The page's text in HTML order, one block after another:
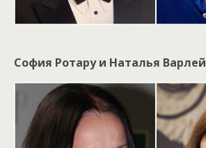
София Ротару и Наталья Варлей